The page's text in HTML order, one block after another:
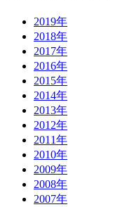
2019年
2018年
2017年
2016年
2015年
2014年
2013年
2012年
2011年
2010年
2009年
2008年
2007年